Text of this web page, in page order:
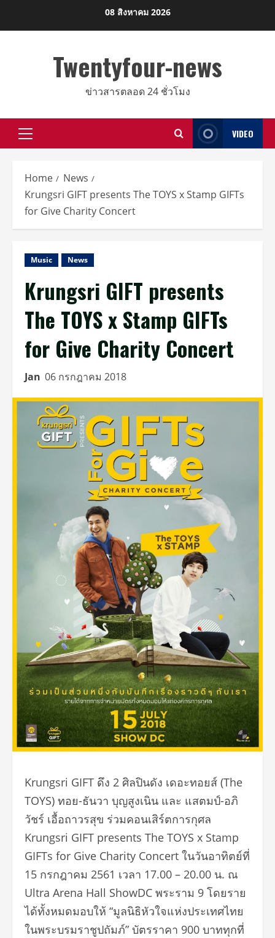
08 สิงหาคม 2026
Twentyfour-news
ข่าวสารตลอด 24 ชั่วโมง
Primary
VIDEO
Home
News
Krungsri GIFT presents The TOYS x Stamp GIFTs
for Give Charity Concert
Music News
Krungsri GIFT presents
The TOYS x Stamp GIFTs
for Give Charity Concert
Jan 06 กรกฎาคม 2018
Krungsri GIFT ดึง 2 ศิลปินดัง เดอะทอยส์ (The
TOYS) ทอย-ธันวา บุญสูงเนิน และ แสตมป์-อภิ
วัชร์ เอื้อถาวรสุข ร่วมคอนเสิร์ตการกุศล
Krungsri GIFT presents The TOYS x Stamp
GIFTs for Give Charity Concert ในวันอาทิตย์ที่
15 กรกฎาคม 2561 เวลา 17.00 – 20.00 น. ณ
Ultra Arena Hall ShowDC พระราม 9 โดยราย
ได้ทั้งหมดมอบให้ “มูลนิธิหัวใจแห่งประเทศไทย
ในพระบรมราชูปถัมภ์” บัตรราคา 900 บาททุกที่